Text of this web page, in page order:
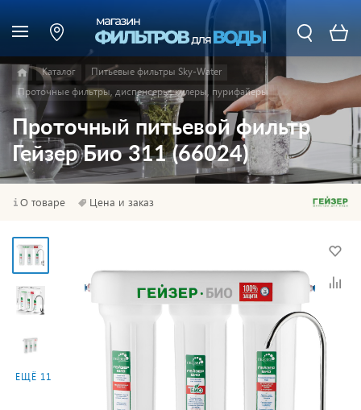
Каталог
Питьевые фильтры Sky-Water
Проточные фильтры, диспенсеры, кулеры, пурифайеры
Проточный питьевой фильтр
Гейзер Био 311 (66024)
О товаре Цена и заказ
ЕЩЁ 11